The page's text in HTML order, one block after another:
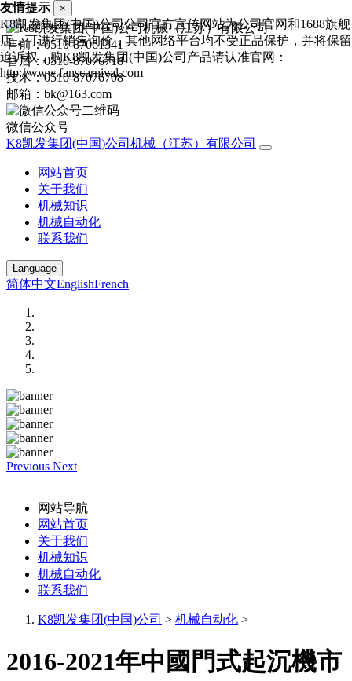
售前：0510-87061341
售后：0510-87076718
技术：0510-87076708
邮箱：bk@163.com
微信公众号
K8凯发集团(中国)公司机械（江苏）有限公司
网站首页
关于我们
机械知识
机械自动化
联系我们
Language
简体中文EnglishFrench
Previous Next
网站导航
网站首页
关于我们
机械知识
机械自动化
联系我们
K8凯发集团(中国)公司 > 机械自动化 >
2016-2021年中國門式起沉機市
友情提示 ×
K8凯发集团(中国)公司公司官方宣传网站为公司官网和1688旗舰
店，可进行销售询价，其他网络平台均不受正品保护，并将保留
追诉权，购K8凯发集团(中国)公司产品请认准官网：
http://www.fanscarnival.com